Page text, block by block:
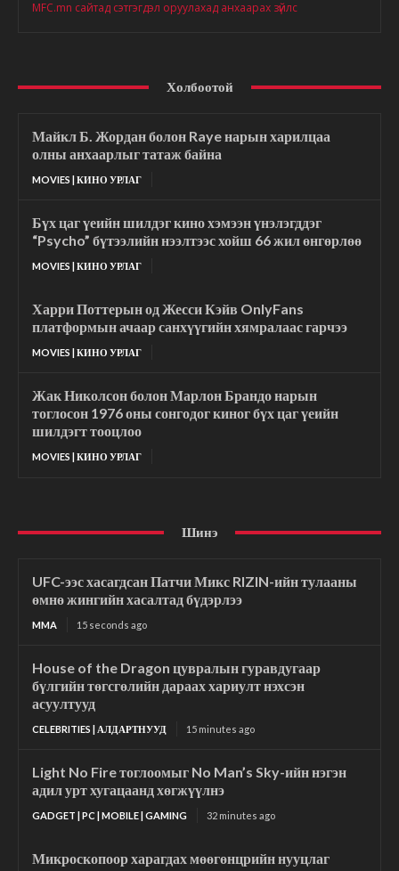
MFC.mn сайтад сэтгэгдэл оруулахад анхаарах зүйлс
Холбоотой
Майкл Б. Жордан болон Raye нарын харилцаа
олны анхаарлыг татаж байна
MOVIES | КИНО УРЛАГ
Бүх цаг үеийн шилдэг кино хэмээн үнэлэгддэг
“Psycho” бүтээлийн нээлтээс хойш 66 жил өнгөрлөө
MOVIES | КИНО УРЛАГ
Харри Поттерын од Жесси Кэйв OnlyFans
платформын ачаар санхүүгийн хямралаас гарчээ
MOVIES | КИНО УРЛАГ
Жак Николсон болон Марлон Брандо нарын
тоглосон 1976 оны сонгодог киног бүх цаг үеийн
шилдэгт тооцлоо
MOVIES | КИНО УРЛАГ
Шинэ
UFC-ээс хасагдсан Патчи Микс RIZIN-ийн тулааны
өмнө жингийн хасалтад бүдэрлээ
MMA 15 seconds ago
House of the Dragon цувралын гуравдугаар
бүлгийн төгсгөлийн дараах хариулт нэхсэн
асуултууд
CELEBRITIES | АЛДАРТНУУД 15 minutes ago
Light No Fire тоглоомыг No Man’s Sky-ийн нэгэн
адил урт хугацаанд хөгжүүлнэ
GADGET | PC | MOBILE | GAMING 32 minutes ago
Микроскопоор харагдах мөөгөнцрийн нууцлаг